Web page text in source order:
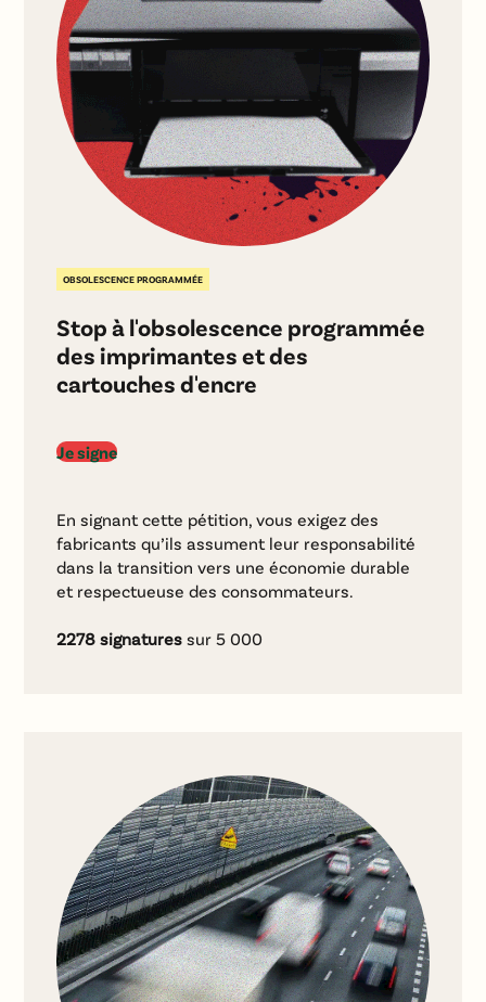
OBSOLESCENCE PROGRAMMÉE
Stop à l'obsolescence programmée
des imprimantes et des
cartouches d'encre
Je signe
En signant cette pétition, vous exigez des
fabricants qu’ils assument leur responsabilité
dans la transition vers une économie durable
et respectueuse des consommateurs.
2278 signatures sur 5 000